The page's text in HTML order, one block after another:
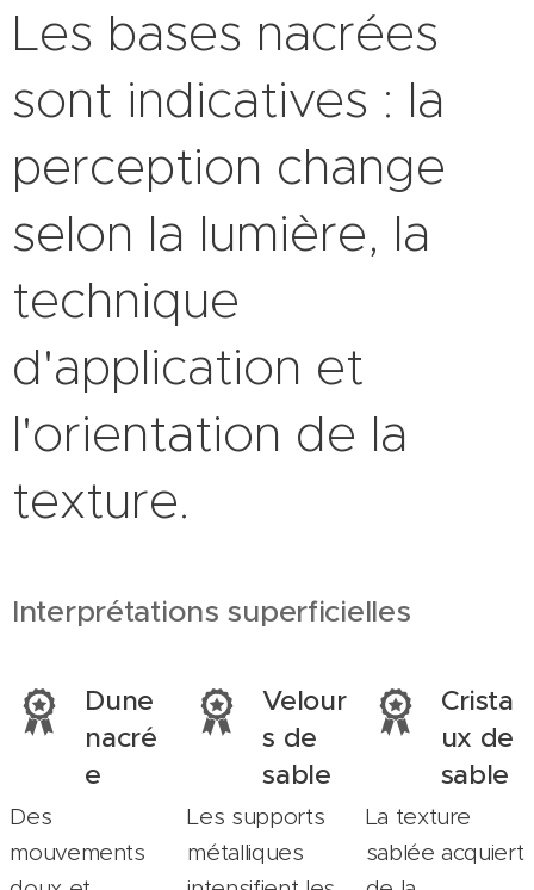
Les bases nacrées
sont indicatives : la
perception change
selon la lumière, la
technique
d'application et
l'orientation de la
texture.
Interprétations superficielles
Dune
nacré
e
Des
mouvements
Velour
s de
sable
Les supports
métalliques
Crista
ux de
sable
La texture
sablée acquiert